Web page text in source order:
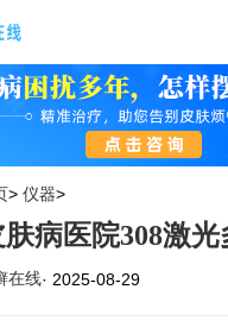
> 仪器>
病医院308激
在线· 2025-08-29